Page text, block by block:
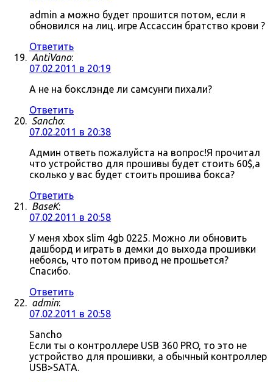
admin а можно будет прошится потом, если я
обновился на лиц. игре Ассассин братство крови ?
Ответить
AntiVano:
07.02.2011 в 20:19
А не на бокслэнде ли самсунги пихали?
Ответить
Sancho:
07.02.2011 в 20:38
Админ ответь пожалуйста на вопрос!Я прочитал
что устройство для прошивы будет стоить 60$,а
сколько у вас будет стоить прошива бокса?
Ответить
BaseK:
07.02.2011 в 20:58
У меня xbox slim 4gb 0225. Можно ли обновить
дашборд и играть в демки до выхода прошивки
небоясь, что потом привод не прошьется?
Спасибо.
Ответить
admin:
07.02.2011 в 20:58
Sancho
Если ты о контроллере USB 360 PRO, то это не
устройство для прошивки, а обычный контроллер
USB>SATA.